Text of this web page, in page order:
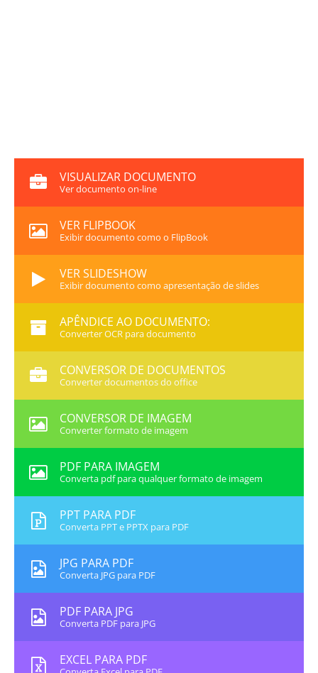
VISUALIZAR DOCUMENTO
Ver documento on-line
VER FLIPBOOK
Exibir documento como o FlipBook
VER SLIDESHOW
Exibir documento como apresentação de slides
APÊNDICE AO DOCUMENTO:
Converter OCR para documento
CONVERSOR DE DOCUMENTOS
Converter documentos do office
CONVERSOR DE IMAGEM
Converter formato de imagem
PDF PARA IMAGEM
Converta pdf para qualquer formato de imagem
PPT PARA PDF
Converta PPT e PPTX para PDF
JPG PARA PDF
Converta JPG para PDF
PDF PARA JPG
Converta PDF para JPG
EXCEL PARA PDF